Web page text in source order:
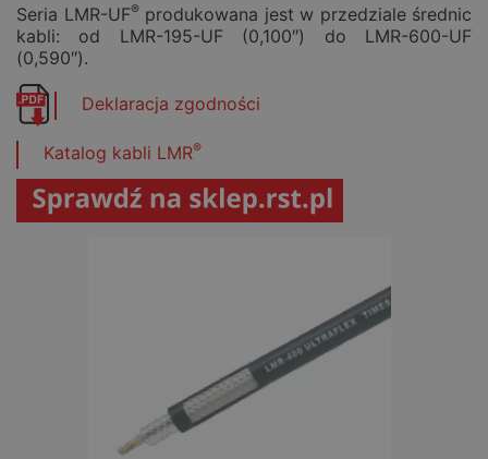
Seria LMR-UF®produkowana jest w przedziale średnic
kabli: od LMR-195-UF (0,100″) do LMR-600-UF
(0,590″).
Deklaracja zgodności
Katalog kabli LMR®